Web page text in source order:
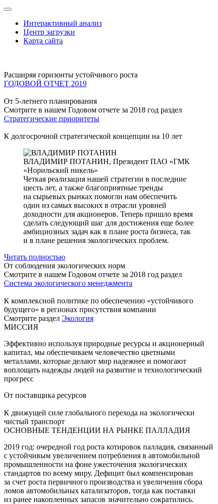
Интерактивный анализ
Центр загрузки
Карта сайта
Расширяя горизонты устойчивого роста
ГОДОВОЙ ОТЧЕТ 2019
От 5-летнего планирования
Смотрите в нашем Годовом отчете за 2018 год раздел
Стратегические приоритеты
К долгосрочной стратегической концепции на 10 лет
ВЛАДИМИР ПОТАНИН, Президент ПАО «ГМК
«Норильский никель»
Четкая реализация нашей стратегии в последние
шесть лет, а также благоприятные тренды
на сырьевых рынках помогли нам обеспечить
один из самых высоких в отрасли уровней
доходности для акционеров. Теперь пришло время
сделать следующий шаг для достижения еще более
амбициозных задач как в плане роста бизнеса, так
и в плане решения экологических проблем.
Читать полностью
От соблюдения экологических норм
Смотрите в нашем Годовом отчете за 2018 год раздел
Система экологического менеджмента
К комплексной политике по обеспечению «устойчивого
будущего» в регионах присутствия компании
Смотрите раздел Экология
МИССИЯ
Эффективно используя природные ресурсы и акционерный
капитал, мы обеспечиваем человечество цветными
металлами, которые делают мир надежнее и помогают
воплощать надежды людей на развитие и технологический
прогресс
От поставщика ресурсов
К движущей силе глобального перехода на экологически
чистый транспорт
ОСНОВНЫЕ ТЕНДЕНЦИИ НА РЫНКЕ ПАЛЛАДИЯ
2019 год: очередной год роста котировок палладия, связанный
с устойчивым увеличением потребления в автомобильной
промышленности на фоне ужесточения экологических
стандартов по всему миру. Дефицит был компенсирован
за счет роста первичного производства и увеличения сбора
ломов автомобильных катализаторов, тогда как поставки
из ранее накопленных запасов значительно сократились.